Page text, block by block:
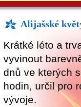
Alijašské
Krátké léto a
vyvinout
dnů ve kterých
hodin, určil pro
vývoje.